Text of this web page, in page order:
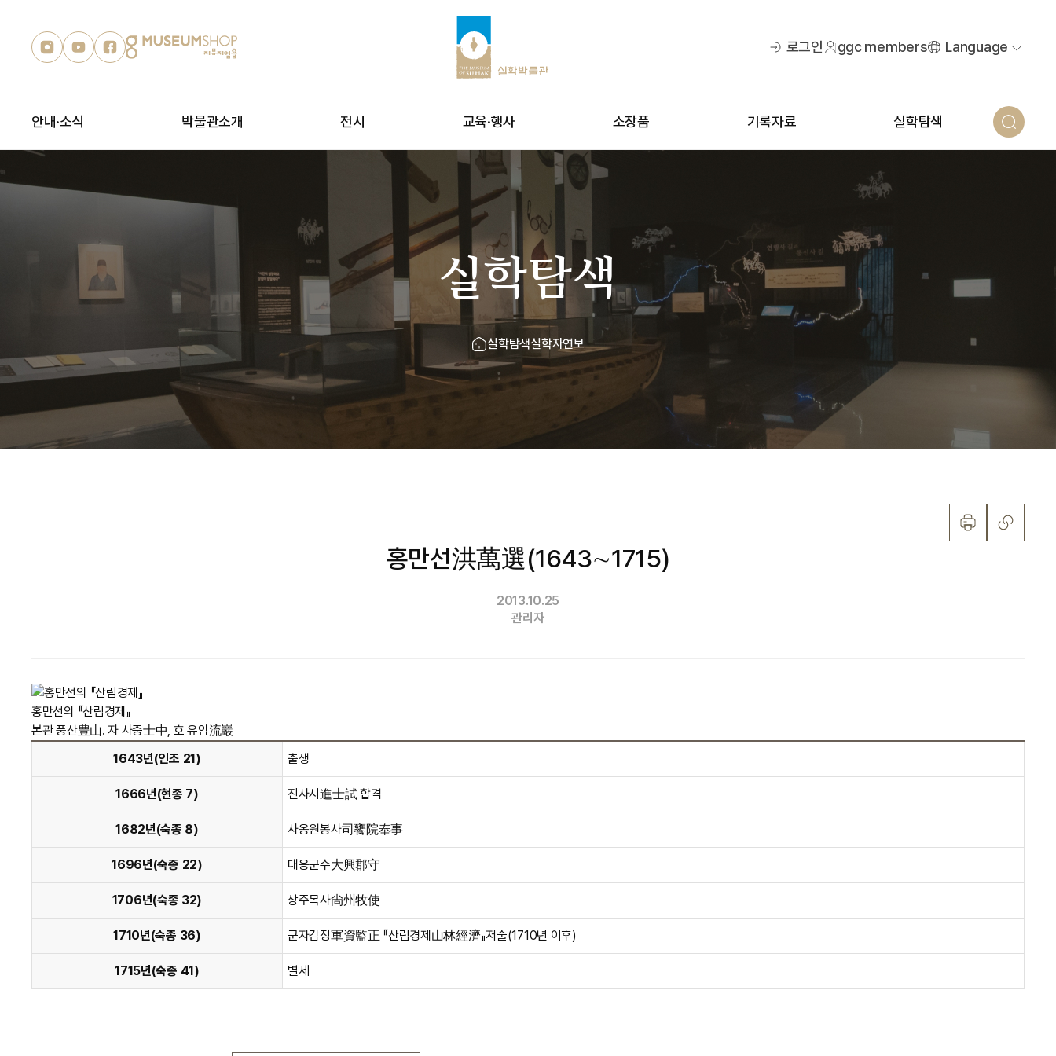
로그인 ggc members Language
안내·소식 박물관소개 전시 교육·행사 소장품 기록자료 실학탐색
실학탐색
실학탐색실학자연보
홍만선洪萬選(1643∼1715)
2013.10.25
관리자
홍만선의 『산림경제』
본관 풍산豊山. 자 사중士中, 호 유암流巖
1643년(인조 21)
출생
1666년(현종 7) 진사시進士試 합격
1682년(숙종 8) 사옹원봉사司饔院奉事
1696년(숙종 22) 대응군수大興郡守
1706년(숙종 32) 상주목사尙州牧使
1710년(숙종 36) 군자감정軍資監正 『산림경제山林經濟』저술(1710년 이후)
1715년(숙종 41) 별세